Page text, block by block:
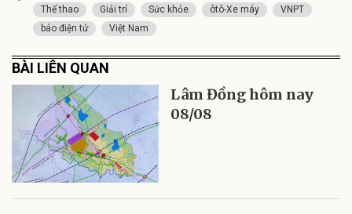
Thể thao
Giải trí Sức khỏe ôtô-Xe máy
VNPT
báo điện tử
Việt Nam
BÀI LIÊN QUAN
Lâm Đồng hôm nay
08/08